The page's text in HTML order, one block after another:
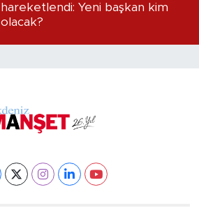
hareketlendi: Yeni başkan kim
olacak?